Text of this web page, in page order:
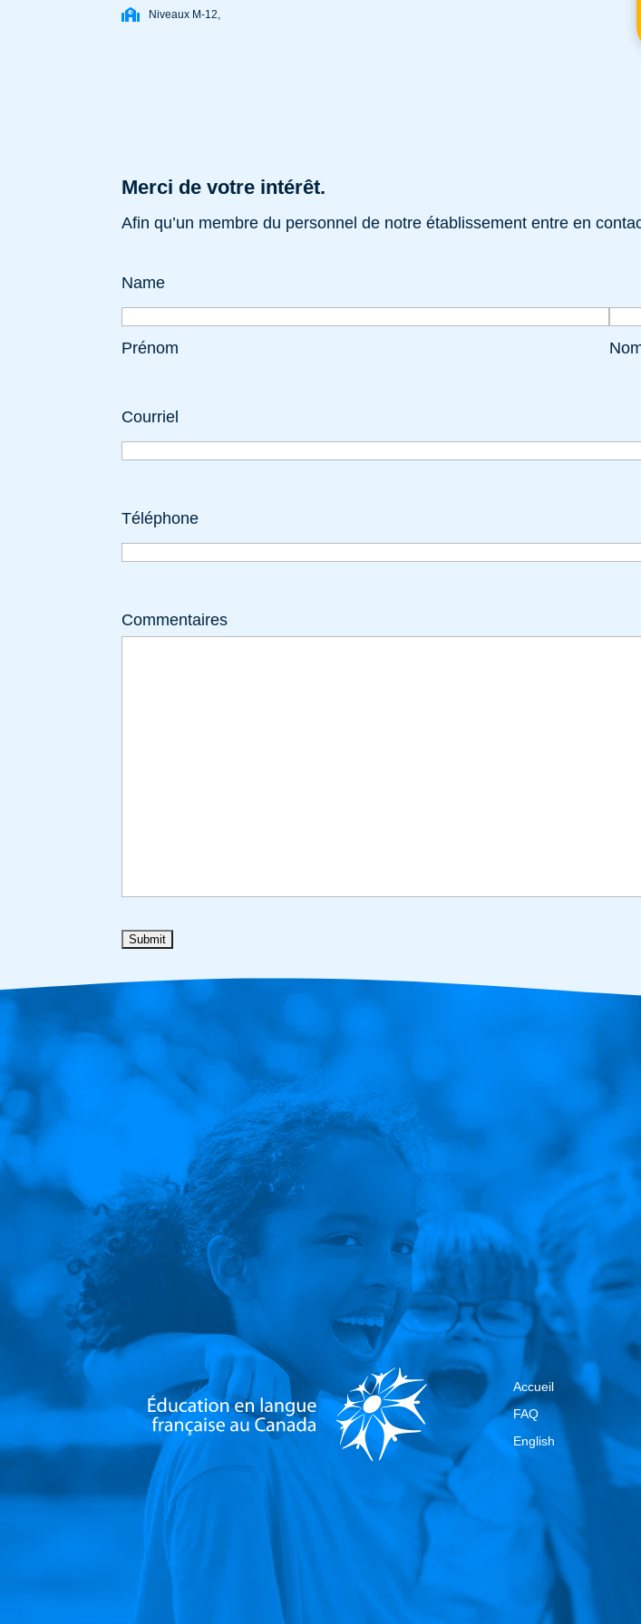
Niveaux M-12,
Merci de votre intérêt.
Afin qu’un membre du personnel de notre établissement entre en
Name
Prénom
Courriel
Téléphone
Commentaires
Accueil
FAQ
English